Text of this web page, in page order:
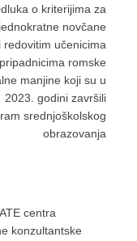
o kriterijima za
novčane
redovitim učenicima
pripadnicima romske
manjine koji su u
2023. godini završili
srednjoškolskog
obrazovanja
centra
konzultantske